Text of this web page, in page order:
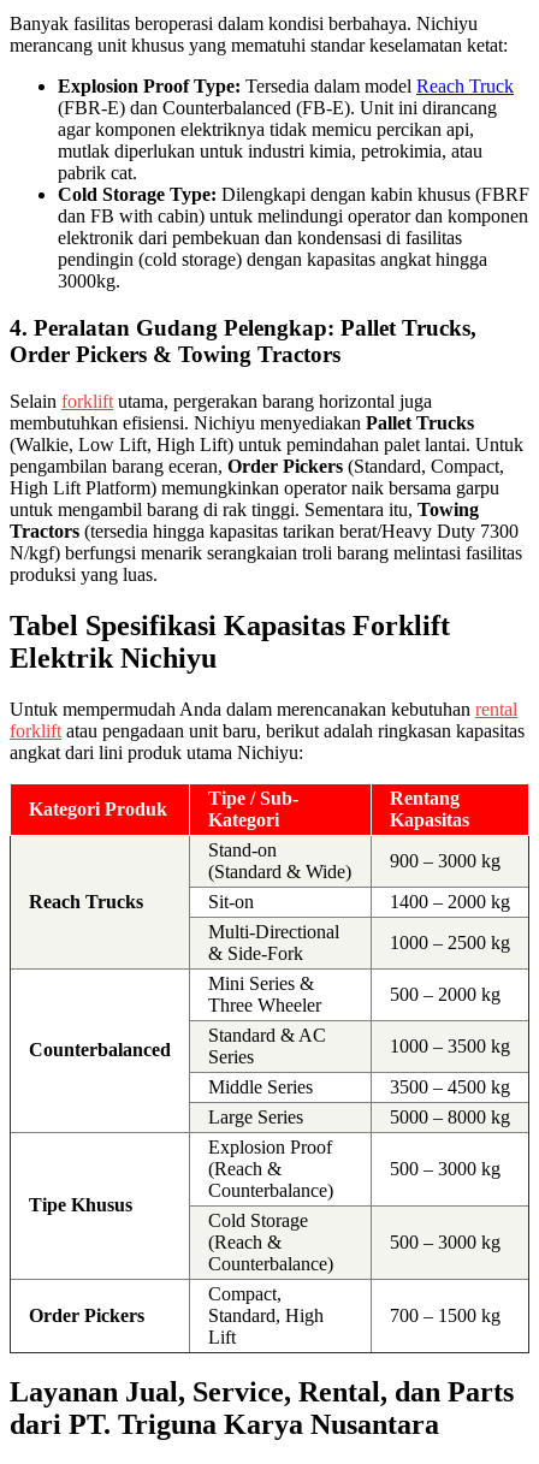
Banyak fasilitas beroperasi dalam kondisi berbahaya. Nichiyu
merancang unit khusus yang mematuhi standar keselamatan ketat:
Explosion Proof Type: Tersedia dalam model Reach Truck
(FBR-E) dan Counterbalanced (FB-E). Unit ini dirancang
agar komponen elektriknya tidak memicu percikan api,
mutlak diperlukan untuk industri kimia, petrokimia, atau
pabrik cat.
Cold Storage Type: Dilengkapi dengan kabin khusus (FBRF
dan FB with cabin) untuk melindungi operator dan komponen
elektronik dari pembekuan dan kondensasi di fasilitas
pendingin (cold storage) dengan kapasitas angkat hingga
3000kg.
4. Peralatan Gudang Pelengkap: Pallet Trucks,
Order Pickers & Towing Tractors
Selain forklift utama, pergerakan barang horizontal juga
membutuhkan efisiensi. Nichiyu menyediakan Pallet Trucks
(Walkie, Low Lift, High Lift) untuk pemindahan palet lantai. Untuk
pengambilan barang eceran, Order Pickers (Standard, Compact,
High Lift Platform) memungkinkan operator naik bersama garpu
untuk mengambil barang di rak tinggi. Sementara itu, Towing
Tractors (tersedia hingga kapasitas tarikan berat/Heavy Duty 7300
N/kgf) berfungsi menarik serangkaian troli barang melintasi fasilitas
produksi yang luas.
Tabel Spesifikasi Kapasitas Forklift
Elektrik Nichiyu
Untuk mempermudah Anda dalam merencanakan kebutuhan rental
forklift atau pengadaan unit baru, berikut adalah ringkasan kapasitas
angkat dari lini produk utama Nichiyu:
Kategori Produk
Tipe / Sub-
Kategori
Rentang
Kapasitas
Reach Trucks
Stand-on
(Standard & Wide)
900 – 3000 kg
Sit-on
1400 – 2000 kg
Multi-Directional
& Side-Fork
1000 – 2500 kg
Counterbalanced
Mini Series &
Three Wheeler
500 – 2000 kg
Standard & AC
Series
1000 – 3500 kg
Middle Series
3500 – 4500 kg
Large Series
5000 – 8000 kg
Tipe Khusus
Explosion Proof
(Reach &
Counterbalance)
500 – 3000 kg
Cold Storage
(Reach &
Counterbalance)
500 – 3000 kg
Order Pickers
Compact,
Standard, High
Lift
700 – 1500 kg
Layanan Jual, Service, Rental, dan Parts
dari PT. Triguna Karya Nusantara